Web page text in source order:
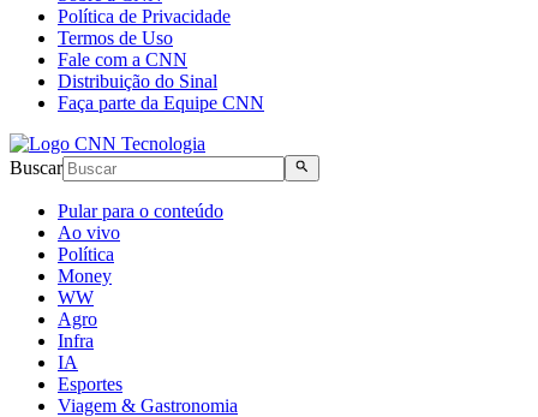
Política de Privacidade
Termos de Uso
Fale com a CNN
Distribuição do Sinal
Faça parte da Equipe CNN
Buscar
Pular para o conteúdo
Ao vivo
Política
Money
WW
Agro
Infra
IA
Esportes
Viagem & Gastronomia